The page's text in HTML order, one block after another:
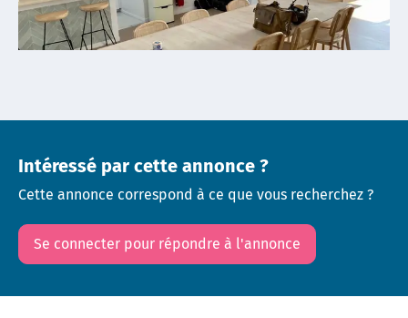
Intéressé par cette annonce ?
Cette annonce correspond à ce que vous recherchez ?
Se connecter pour répondre à l'annonce